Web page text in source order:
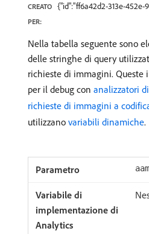
CREATO
PER:
{"id":"ff6a42d2-313e-452e-
Nella tabella seguente sono
delle stringhe di query
richieste di immagini. Queste
per il debug con analizzatori
richieste di immagini a
utilizzano variabili dinamiche.